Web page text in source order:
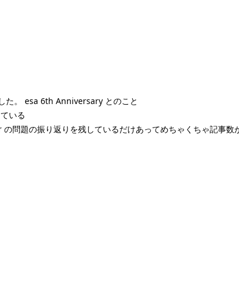
た。 esa 6th Anniversary とのこと
いる
題の振り返りを残しているだけあってめちゃくちゃ記事数